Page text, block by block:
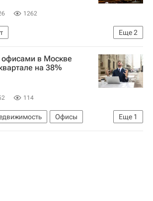
1262
Еще2
ГК "Галс"
в Москве
на 38%
114
Еще 1
Офисы